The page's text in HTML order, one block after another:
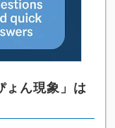
ん現象」は